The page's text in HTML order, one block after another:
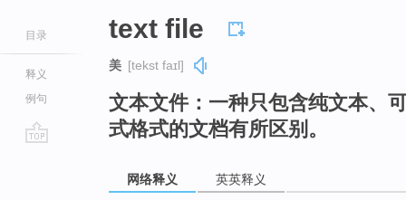
目录
释义
例句
text file
美 [tekst faɪl]
文本文件：一种只包含纯文本、
式格式的文档有所区别。
网络释义 英英释义